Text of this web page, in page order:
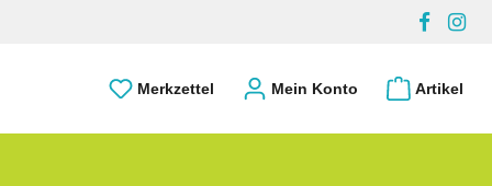
Merkzettel Mein Konto Artikel